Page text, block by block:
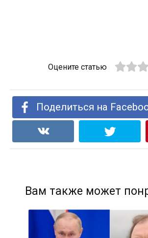
Оцените статью
Поделиться на
Вам также может